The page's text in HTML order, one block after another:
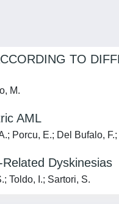
TO
M.
AML
Porcu, E.; Del Bufalo,
Dyskinesias
Toldo, I.; Sartori, S.